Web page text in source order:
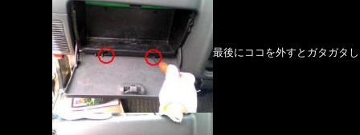
最後にココを外すとガタガタ